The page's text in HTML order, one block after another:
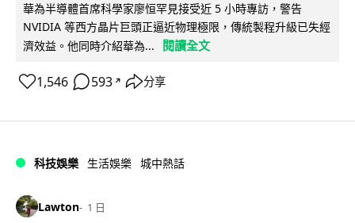
華為半導體首席科學家廖恒罕見接受近 5 小時專訪，警告
NVIDIA 等西方晶片巨頭正逼近物理極限，傳統製程升級已失經
濟效益。他同時介紹華為...
閱讀全文
1,546 593 ↗ 分享
科技娛樂 生活娛樂 城中熱話
Lawton 1 日